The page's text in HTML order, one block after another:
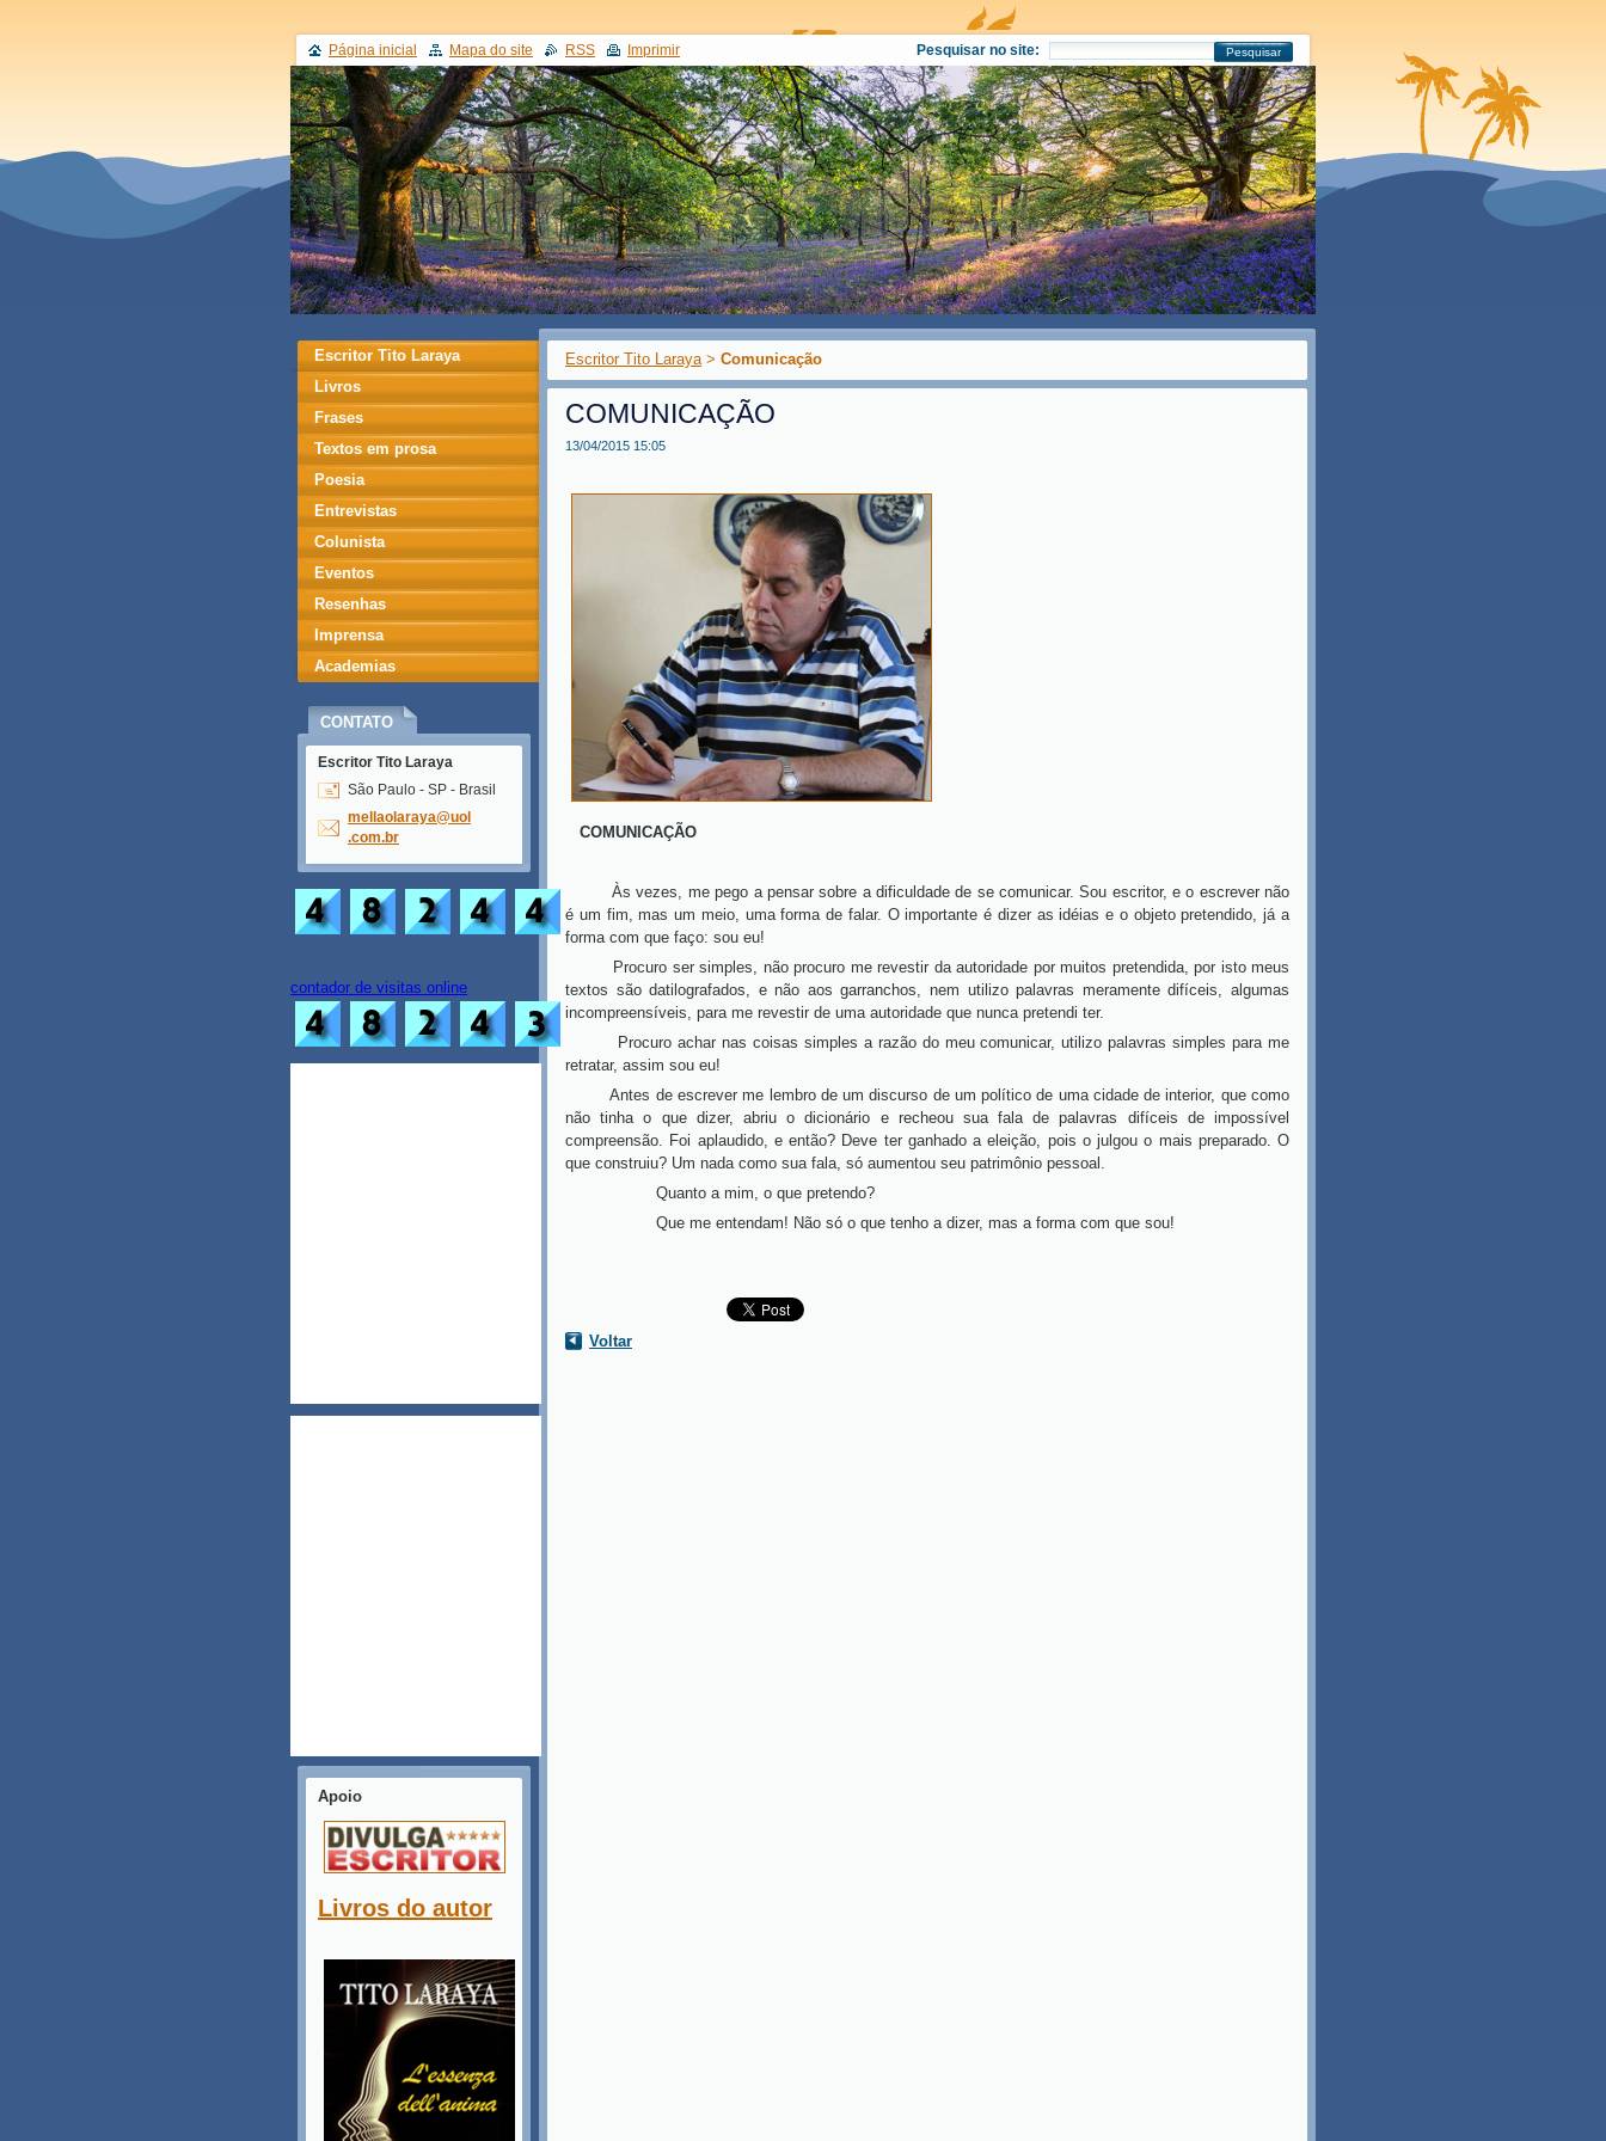
Escritor Tito Laraya > Comunicação
COMUNICAÇÃO
13/04/2015 15:05
COMUNICAÇÃO
Às vezes, me pego a pensar sobre a dificuldade de se comunicar. Sou escritor, e o escrever não
é um fim, mas um meio, uma forma de falar. O importante é dizer as idéias e o objeto pretendido, já a
forma com que faço: sou eu!
Procuro ser simples, não procuro me revestir da autoridade por muitos pretendida, por isto meus
textos são datilografados, e não aos garranchos, nem utilizo palavras meramente difíceis, algumas
incompreensíveis, para me revestir de uma autoridade que nunca pretendi ter.
Procuro achar nas coisas simples a razão do meu comunicar, utilizo palavras simples para me
retratar, assim sou eu!
Antes de escrever me lembro de um discurso de um político de uma cidade de interior, que como
não tinha o que dizer, abriu o dicionário e recheou sua fala de palavras difíceis de impossível
compreensão. Foi aplaudido, e então? Deve ter ganhado a eleição, pois o julgou o mais preparado. O
que construiu? Um nada como sua fala, só aumentou seu patrimônio pessoal.
Quanto a mim, o que pretendo?
Que me entendam! Não só o que tenho a dizer, mas a forma com que sou!
Voltar
Escritor Tito Laraya
Livros
Frases
Textos em prosa
Poesia
Entrevistas
Colunista
Eventos
Resenhas
Imprensa
Academias
CONTATO
Escritor Tito Laraya
São Paulo - SP - Brasil
mellaolaraya@uol
.com.br
contador de visitas online
Apoio
Livros do autor
Página inicial Mapa do site RSS Imprimir Pesquisar no site: Pesquisar